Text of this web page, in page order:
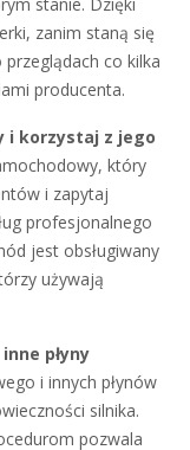
zanim staną się
co kilka
producenta.
i korzystaj z jego
który
i zapytaj
profesjonalnego
jest obsługiwany
używają
płyny
i innych płynów
silnika.
pozwala